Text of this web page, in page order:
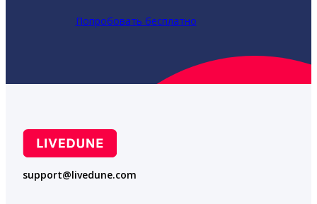
Попробовать бесплатно
support@livedune.com